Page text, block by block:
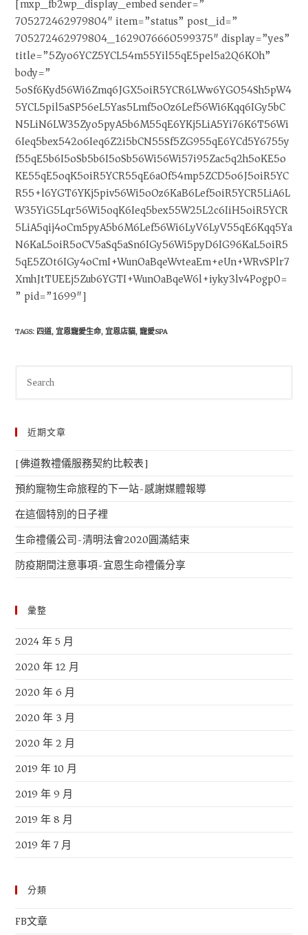
[mxp_fb2wp_display_embed sender=”
705272462979804″ item=”status” post_id=”
705272462979804_1629076660599375″ display=”yes”
title=”5Zyo6YCZ5YCL54m55Yil55qE5pel5a2Q6KOh”
body=”
5oSf6Kyd56Wi6Zmq6JGX5oiR5YCR6LWw6YGO54Sh5pW4
5YCL5pil5aSP56eL5Yas5Lmf5oOz6Lef56Wi6Kqq6IGy5bC
N5LiN6LW35Zyo5pyA5b6M55qE6YKj5LiA5Yi76K6T56Wi
6Ieq5bex542o6Ieq6Z2i5bCN55Sf5ZG955qE6YCd5Y6755y
f55qE5b6I5oSb5b6I5oSb56Wi56Wi57i95Zac5q2h5oKE5o
KE55qE5oqK5oiR5YCR55qE6aOf54mp5ZCD5o6J5oiR5YC
R55+l6YGT6YKj5piv56Wi5oOz6KaB6Lef5oiR5YCR5LiA6L
W35YiG5Lqr56Wi5oqK6Ieq5bex55W25L2c6IiH5oiR5YCR
5LiA5qij4oCm5pyA5b6M6Lef56Wi6LyV6LyV55qE6Kqq5Ya
N6KaL5oiR5oCV5aSq5aSn6IGy56Wi5pyD6IG96KaL5oiR5
5qE5ZOt6IGy4oCmI+WunOaBqeWvteaEm+eUn+WRvSPlr7
XmhJtTUEEj5Zub6YGTI+WunOaBqeW6l+iyky3lv4Pogp0=
” pid=”1699″]
TAGS: 四道,宜恩寵愛生命,宜恩店貓,寵愛SPA
近期文章
[佛道教禮儀服務契約比較表]
預約寵物生命旅程的下一站-感謝媒體報導
在這個特別的日子裡
生命禮儀公司-清明法會2020圓滿結束
防疫期間注意事項-宜恩生命禮儀分享
彙整
2024 年 5 月
2020 年 12 月
2020 年 6 月
2020 年 3 月
2020 年 2 月
2019 年 10 月
2019 年 9 月
2019 年 8 月
2019 年 7 月
分類
FB文章